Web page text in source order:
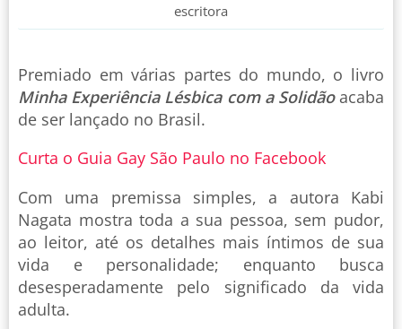
escritora
Premiado em várias partes do mundo, o livro
Minha Experiência Lésbica com a Solidãoacaba
de ser lançado no Brasil.
Curta o Guia Gay São Paulo no Facebook
Com uma premissa simples, a autora Kabi
Nagata mostra toda a sua pessoa, sem pudor,
ao leitor, até os detalhes mais íntimos de sua
vida e personalidade; enquanto busca
desesperadamente pelo significado da vida
adulta.